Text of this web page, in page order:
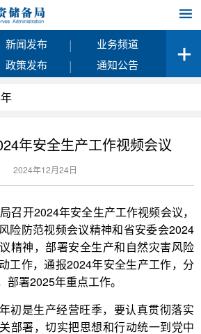
新闻发布 |
业务频道
政策发布 | 通知公告
年安全生产工作视频会议
2024年12月24日
召开2024年安全生产工作视频会议，
险防范视频会议精神和省安委会2024
精神，部署安全生产和自然灾害风险
工作，通报2024年安全生产工作，分
署2025年重点工作。
初是生产经营旺季，要认真贯彻落实
部署，切实把思想和行动统一到党中